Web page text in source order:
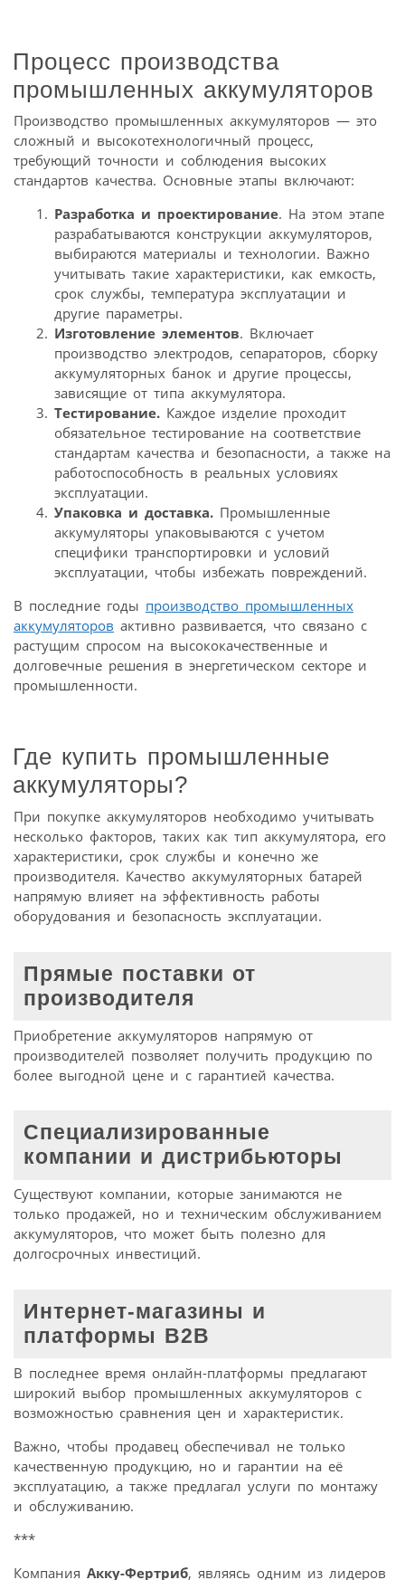
Процесс производства
промышленных аккумуляторов
Производство промышленных аккумуляторов — это
сложный и высокотехнологичный процесс,
требующий точности и соблюдения высоких
стандартов качества. Основные этапы включают:
Разработка и проектирование. На этом этапе
разрабатываются конструкции аккумуляторов,
выбираются материалы и технологии. Важно
учитывать такие характеристики, как емкость,
срок службы, температура эксплуатации и
другие параметры.
Изготовление элементов. Включает
производство электродов, сепараторов, сборку
аккумуляторных банок и другие процессы,
зависящие от типа аккумулятора.
Тестирование. Каждое изделие проходит
обязательное тестирование на соответствие
стандартам качества и безопасности, а также на
работоспособность в реальных условиях
эксплуатации.
Упаковка и доставка. Промышленные
аккумуляторы упаковываются с учетом
специфики транспортировки и условий
эксплуатации, чтобы избежать повреждений.
В последние годы производство промышленных
аккумуляторов активно развивается, что связано с
растущим спросом на высококачественные и
долговечные решения в энергетическом секторе и
промышленности.
Где купить промышленные
аккумуляторы?
При покупке аккумуляторов необходимо учитывать
несколько факторов, таких как тип аккумулятора, его
характеристики, срок службы и конечно же
производителя. Качество аккумуляторных батарей
напрямую влияет на эффективность работы
оборудования и безопасность эксплуатации.
Прямые поставки от
производителя
Приобретение аккумуляторов напрямую от
производителей позволяет получить продукцию по
более выгодной цене и с гарантией качества.
Специализированные
компании и дистрибьюторы
Существуют компании, которые занимаются не
только продажей, но и техническим обслуживанием
аккумуляторов, что может быть полезно для
долгосрочных инвестиций.
Интернет-магазины и
платформы B2B
В последнее время онлайн-платформы предлагают
широкий выбор промышленных аккумуляторов с
возможностью сравнения цен и характеристик.
Важно, чтобы продавец обеспечивал не только
качественную продукцию, но и гарантии на её
эксплуатацию, а также предлагал услуги по монтажу
и обслуживанию.
***
Компания Акку-Фертриб, являясь одним из лидеров